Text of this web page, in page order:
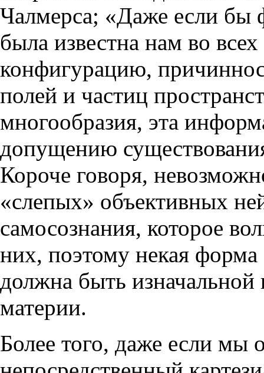
Чалмерса; «Даже если бы
была известна нам во
конфигурацию,
полей и частиц
многообразия, эта
допущению
Короче говоря,
«слепых» объективных
самосознания, которое
них, поэтому некая форма
должна быть
материи.
Более того, даже если мы